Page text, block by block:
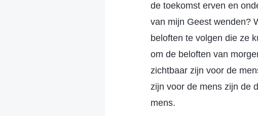
de toekomst erven en
van mijn Geest wenden?
beloften te volgen die ze
om de beloften van
zichtbaar zijn voor de
zijn voor de mens zijn de
mens.